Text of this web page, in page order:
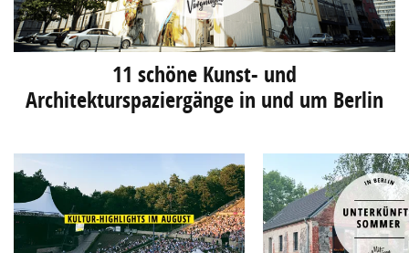
11 schöne Kunst- und
Architekturspaziergänge in und um Berlin